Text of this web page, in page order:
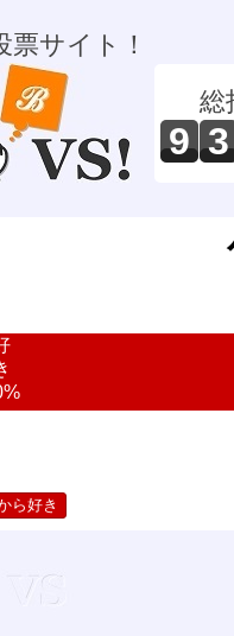
票サイト！
総
9 3